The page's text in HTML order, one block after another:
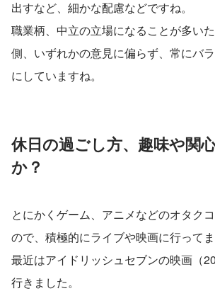
出すなど、細かな配慮などですね。
職業柄、中立の立場になることが多い
側、いずれかの意見に偏らず、常にバ
にしていますね。
休日の過ごし方、趣味や関
か？
とにかくゲーム、アニメなどのオタク
ので、積極的にライブや映画に行ってま
最近はアイドリッシュセブンの映画（
行きました。